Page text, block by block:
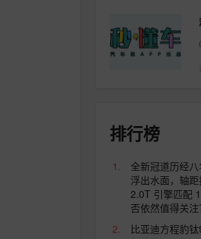
排行榜
全新冠道历经
浮出水面，轴
2.0T 引擎匹配
否依然值得关注
比亚迪方程豹钛